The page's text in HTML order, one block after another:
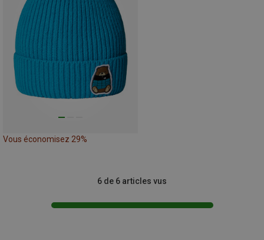
Vous économisez 29%
6 de 6 articles vus